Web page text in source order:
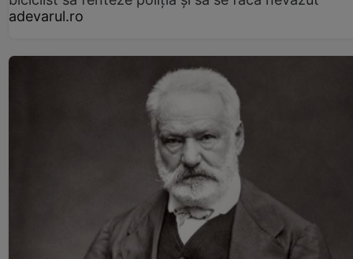
adevarul.ro